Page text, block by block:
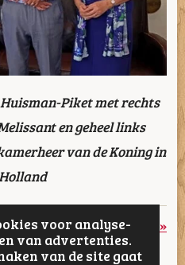
voor analyse-
van advertenties.
van de site gaat
Piket met rechts
en geheel links
van de Koning in
Volgende »